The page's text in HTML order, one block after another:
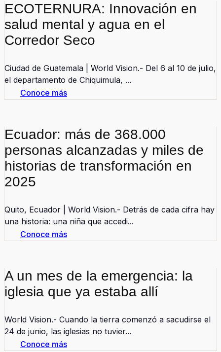
ECOTERNURA: Innovación en
salud mental y agua en el
Corredor Seco
Ciudad de Guatemala | World Vision.- Del 6 al 10 de julio,
el departamento de Chiquimula, ...
Conoce más
Ecuador: más de 368.000
personas alcanzadas y miles de
historias de transformación en
2025
Quito, Ecuador | World Vision.- Detrás de cada cifra hay
una historia: una niña que accedi...
Conoce más
A un mes de la emergencia: la
iglesia que ya estaba allí
World Vision.- Cuando la tierra comenzó a sacudirse el
24 de junio, las iglesias no tuvier...
Conoce más